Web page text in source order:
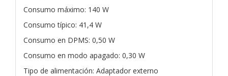
Consumo máximo: 140 W
Consumo típico: 41,4 W
Consumo en DPMS: 0,50 W
Consumo en modo apagado: 0,30 W
Tipo de alimentación: Adaptador externo